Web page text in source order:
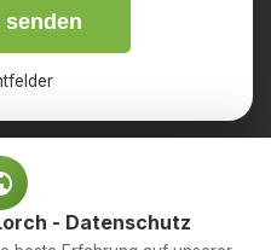
- Datenschutz